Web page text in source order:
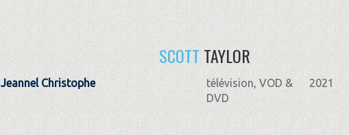
SCOTTTAYLOR
Jeannel Christophe
télévision, VOD &
DVD
2021